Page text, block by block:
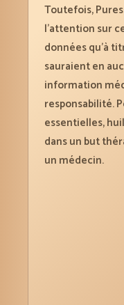
Toutefois,
l’attention sur
données qu’à
sauraient en
information
responsabilité.
essentielles,
dans un but
un médecin.